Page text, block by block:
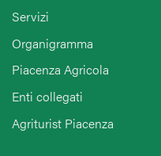
Servizi
Organigramma
Piacenza Agricola
Enti collegati
Agriturist Piacenza